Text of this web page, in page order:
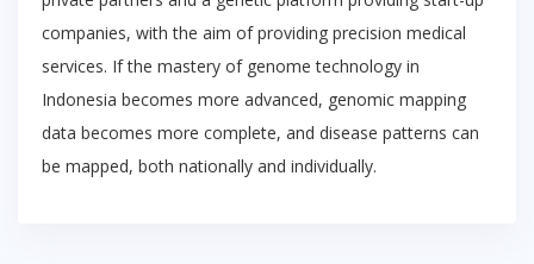
companies, with the aim of providing precision medical
services. If the mastery of genome technology in
Indonesia becomes more advanced, genomic mapping
data becomes more complete, and disease patterns can
be mapped, both nationally and individually.